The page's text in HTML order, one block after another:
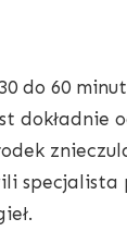
do 60
dokładnie
specjalista